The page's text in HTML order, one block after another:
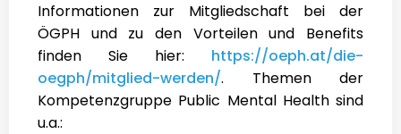
Informationen zur Mitgliedschaft bei der
ÖGPH und zu den Vorteilen und Benefits
finden Sie hier: https://oeph.at/die-
oegph/mitglied-werden/. Themen der
Kompetenzgruppe Public Mental Health sind
u.a.: